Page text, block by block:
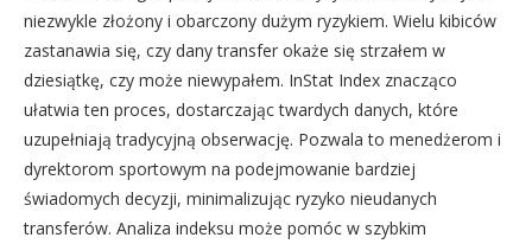
niezwykle złożony i obarczony dużym ryzykiem. Wielu kibiców
zastanawia się, czy dany transfer okaże się strzałem w
dziesiątkę, czy może niewypałem. InStat Index znacząco
ułatwia ten proces, dostarczając twardych danych, które
uzupełniają tradycyjną obserwację. Pozwala to menedżerom i
dyrektorom sportowym na podejmowanie bardziej
świadomych decyzji, minimalizując ryzyko nieudanych
transferów. Analiza indeksu może pomóc w szybkim